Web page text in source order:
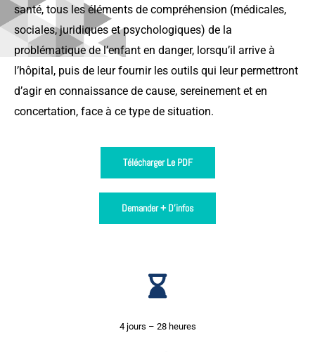
santé, tous les éléments de compréhension (médicales,
sociales, juridiques et psychologiques) de la
problématique de l’enfant en danger, lorsqu’il arrive à
l’hôpital, puis de leur fournir les outils qui leur permettront
d’agir en connaissance de cause, sereinement et en
concertation, face à ce type de situation.
Télécharger Le PDF
Demander + D'infos
4 jours – 28 heures